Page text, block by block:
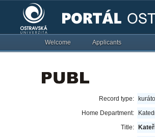
Welcome Applicants
Record type:
Home Department:
Title: